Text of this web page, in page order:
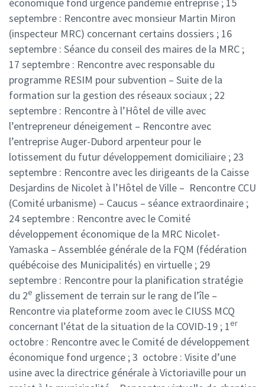
économique fond urgence pandémie entreprise ; 15
septembre : Rencontre avec monsieur Martin Miron
(inspecteur MRC) concernant certains dossiers ; 16
septembre : Séance du conseil des maires de la MRC ;
17 septembre : Rencontre avec responsable du
programme RESIM pour subvention – Suite de la
formation sur la gestion des réseaux sociaux ; 22
septembre : Rencontre à l’Hôtel de ville avec
l’entrepreneur déneigement – Rencontre avec
l’entreprise Auger-Dubord arpenteur pour le
lotissement du futur développement domiciliaire ; 23
septembre : Rencontre avec les dirigeants de la Caisse
Desjardins de Nicolet à l’Hôtel de Ville – Rencontre CCU
(Comité urbanisme) – Caucus – séance extraordinaire ;
24 septembre : Rencontre avec le Comité
développement économique de la MRC Nicolet-
Yamaska – Assemblée générale de la FQM (fédération
québécoise des Municipalités) en virtuelle ; 29
septembre : Rencontre pour la planification stratégie
du 2e glissement de terrain sur le rang de l’île –
Rencontre via plateforme zoom avec le CIUSS MCQ
concernant l’état de la situation de la COVID-19 ; 1er
octobre : Rencontre avec le Comité de développement
économique fond urgence ;3 octobre : Visite d’une
usine avec la directrice générale à Victoriaville pour un